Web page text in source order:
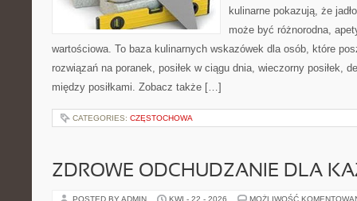
kulinarne pokazują, że
może być różnorodna,
wartościowa. To baza kulinarnych wskazówek dla osób, które
rozwiązań na poranek, posiłek w ciągu dnia, wieczorny posiłek,
między posiłkami. Zobacz także […]
CATEGORIES: CZĘSTOCHOWA
ZDROWE ODCHUDZANIE DLA
POSTED BY ADMIN KWI - 22 - 2026 MOŻLIWOŚĆ